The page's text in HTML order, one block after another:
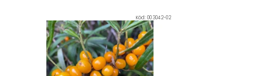
Kód:003042-02